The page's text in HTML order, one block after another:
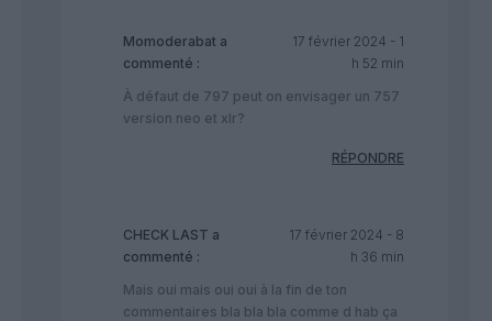
Momoderabat a
commenté :
17 février 2024 - 1
h 52 min
À défaut de 797 peut on envisager un 757
version neo et xlr?
RÉPONDRE
CHECK LAST a
commenté :
17 février 2024 - 8
h 36 min
Mais oui mais oui oui à la fin de ton
commentaires bla bla bla comme d hab ça